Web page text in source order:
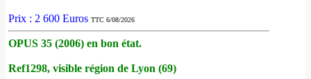
Prix : 2 600 Euros TTC 6/08/2026
OPUS 35 (2006) en bon état.
Ref1298, visible région de Lyon (69)